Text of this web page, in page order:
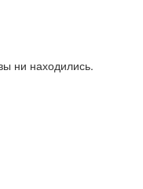
ни находились.